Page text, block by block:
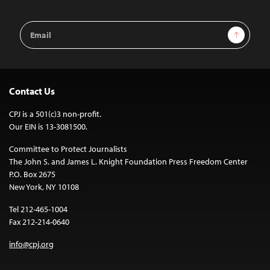
Email
Address
Sign Up
Contact Us
CPJ is a 501(c)3 non-profit.
Our EIN is 13-3081500.
Committee to Protect Journalists
The John S. and James L. Knight Foundation Press Freedom Center
P.O. Box 2675
New York, NY 10108
Tel 212-465-1004
Fax 212-214-0640
info@cpj.org